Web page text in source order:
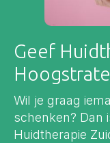
Geef
Wil je graag
schenken? Dan
Huidtherapie